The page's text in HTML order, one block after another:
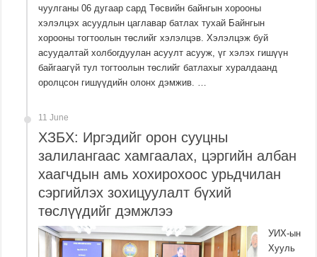
чуулганы 06 дугаар сард Төсвийн байнгын хорооны
хэлэлцэх асуудлын цаглавар батлах тухай Байнгын
хорооны тогтоолын төслийг хэлэлцэв. Хэлэлцэж буй
асуудалтай холбогдуулан асуулт асууж, үг хэлэх гишүүн
байгаагүй тул тогтоолын төслийг батлахыг хуралдаанд
оролцсон гишүүдийн олонх дэмжив. …
11 June
ХЗБХ: Иргэдийг орон сууцны
залилангаас хамгаалах, цэргийн албан
хаагчдын амь хохирохоос урьдчилан
сэргийлэх зохицуулалт бүхий
төслүүдийг дэмжлээ
УИХ-ын
Хууль